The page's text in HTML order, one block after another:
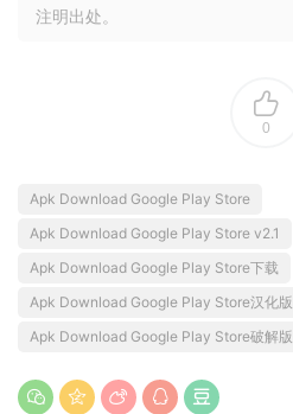
注明出处。
0
Apk Download Google Play Store
Apk Download Google Play Store v2.1
Apk Download Google Play Store下载
Apk Download Google Play Store汉化版
Apk Download Google Play Store破解版